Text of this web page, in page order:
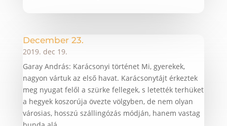
December 23.
2019. dec 19.
Garay András: Karácsonyi történet Mi, gyerekek,
nagyon vártuk az első havat. Karácsonytájt érkeztek
meg nyugat felől a szürke fellegek, s letették terhüket
a hegyek koszorúja övezte völgyben, de nem olyan
városias, hosszú szállingózás módján, hanem vastag